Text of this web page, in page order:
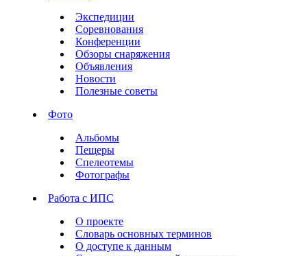
Экспедиции
Соревнования
Конференции
Обзоры снаряжения
Объявления
Новости
Полезные советы
Фото
Альбомы
Пещеры
Спелеотемы
Фотографы
Работа с ИПС
О проекте
Словарь основных терминов
О доступе к данным